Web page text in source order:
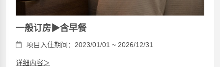
一般订房▶含早餐
项目入住期间：2023/01/01 ~ 2026/12/31
详细内容＞